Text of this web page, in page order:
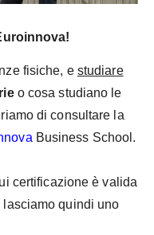
fisiche, e studiare
o cosa studiano le
di consultare la
Business School.
certificazione è valida
quindi uno